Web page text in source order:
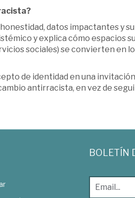
datos impactantes y
y explica cómo espacios
sociales) se convierten en
de identidad en una
antirracista, en vez de
BOLETÍN